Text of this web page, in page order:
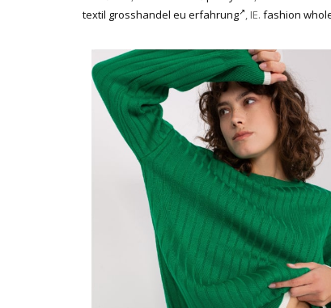
textil grosshandel eu erfahrung , IE. fashion